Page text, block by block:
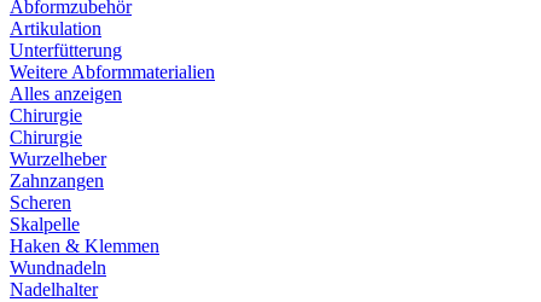
Abformzubehör
Artikulation
Unterfütterung
Weitere Abformmaterialien
Alles anzeigen
Chirurgie
Chirurgie
Wurzelheber
Zahnzangen
Scheren
Skalpelle
Haken & Klemmen
Wundnadeln
Nadelhalter